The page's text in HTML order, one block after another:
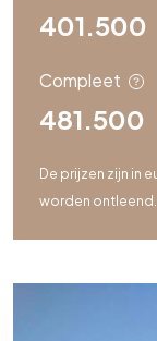
401.500
Compleet
481.500
De prijzen zijn in
worden ontleend.